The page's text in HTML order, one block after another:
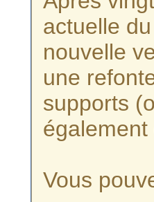
actuelle
nouvelle
une
supports
Vous